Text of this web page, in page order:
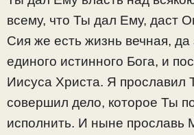
всему, что Ты дал Ему, даст
Сия же есть жизнь вечная, да
единого истинного Бога, и
Иисуса Христа. Я прославил
совершил дело, которое Ты
исполнить. И ныне прославь